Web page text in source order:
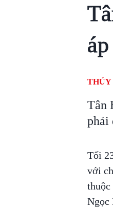
THÚY
Tân
phải
Tối
với
Ngọc